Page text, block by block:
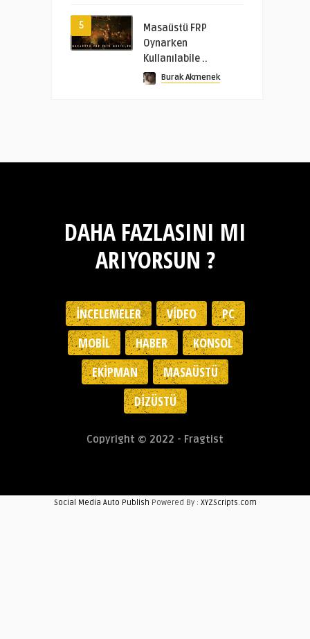
5
Masaüstü FRP
Oynarken
Kullanılabile ..
Burak Akmenek
DAHA FAZLASINI MI
ARIYORSUN ?
İNCELEMELER VIDEO
PC
MOBIL
HABER
KONSOL
EKIPMAN
MASAÜSTÜ
DIZÜSTÜ
Copyright © 2022 - Fragtist
Social Media Auto Publish Powered By : XYZScripts.com